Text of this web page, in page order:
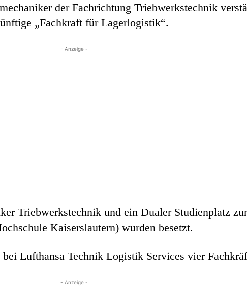
der Fachrichtung Triebwerkstechnik
„Fachkraft für Lagerlogistik“.
- Anzeige -
Triebwerkstechnik und ein Dualer Studienplatz
Kaiserslautern) wurden besetzt.
Lufthansa Technik Logistik Services vier
- Anzeige -